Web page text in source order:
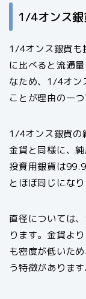
1/4オンス銀
1/4オンス銀貨も
に比べると流通
なため、1/4オン
ことが理由の一つ
1/4オンス銀貨の
金貨と同様に、
投資用銀貨は
とほぼ同じになり
直径については
ります。金貨よ
も密度が低いため
う特徴があります